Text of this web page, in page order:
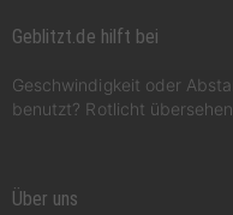
Geblitzt.de hilft bei
Geschwindigkeit oder
benutzt? Rotlicht
Über uns